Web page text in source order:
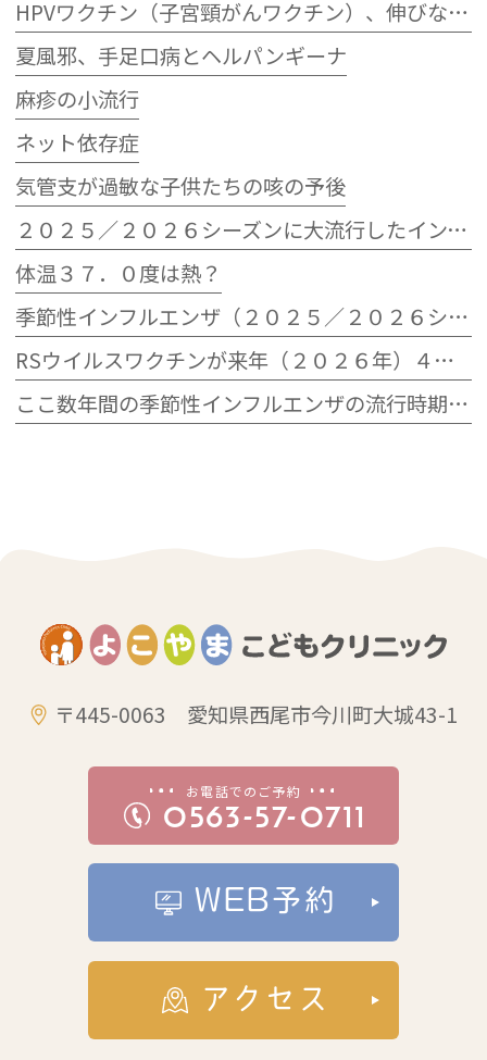
HPVワクチン（子宮頸がんワクチン）、伸びない接種率
夏風邪、手足口病とヘルパンギーナ
麻疹の小流行
ネット依存症
気管支が過敏な子供たちの咳の予後
２０２５／２０２６シーズンに大流行したインフルエンザウイルスB型
体温３７．０度は熱？
季節性インフルエンザ（２０２５／２０２６シーズン）の流行状況
RSウイルスワクチンが来年（２０２６年）４月から定期接種へ
ここ数年間の季節性インフルエンザの流行時期とその規模
〒445-0063 愛知県西尾市今川町大城43-1
お電話でのご予約
0563-57-0711
WEB予約
アクセス